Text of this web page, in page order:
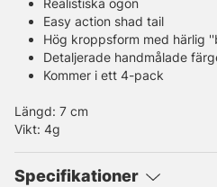
Realistiska ögon
Easy action shad tail
Hög kroppsform med härlig
Detaljerade handmålade
Kommer i ett 4-pack
Längd: 7 cm
Vikt: 4g
Specifikationer